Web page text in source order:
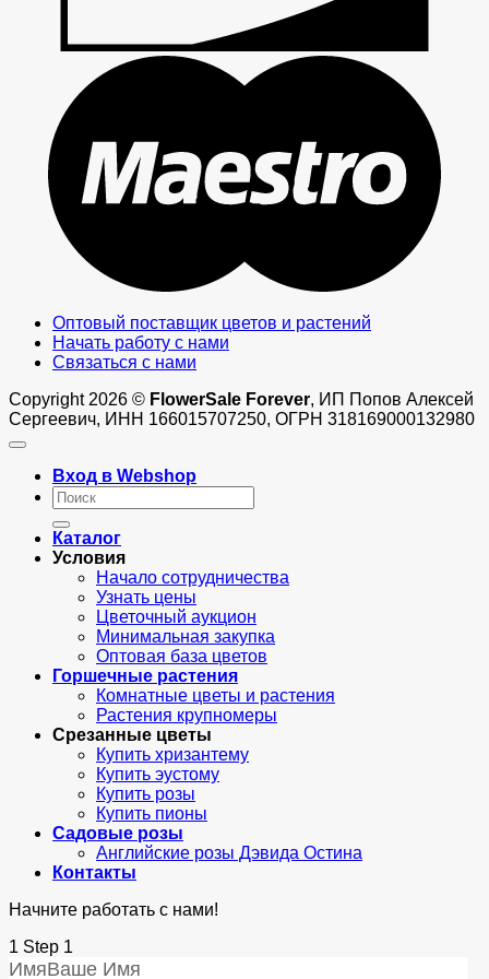
Оптовый поставщик цветов и растений
Начать работу с нами
Связаться с нами
Copyright 2026 © FlowerSale Forever, ИП Попов Алексей
Сергеевич, ИНН 166015707250, ОГРН 318169000132980
Вход в Webshop
Искать:
Каталог
Условия
Начало сотрудничества
Узнать цены
Цветочный аукцион
Минимальная закупка
Оптовая база цветов
Горшечные растения
Комнатные цветы и растения
Растения крупномеры
Срезанные цветы
Купить хризантему
Купить эустому
Купить розы
Купить пионы
Садовые розы
Английские розы Дэвида Остина
Контакты
Начните работать с нами!
1 Step 1
ИмяВаше Имя